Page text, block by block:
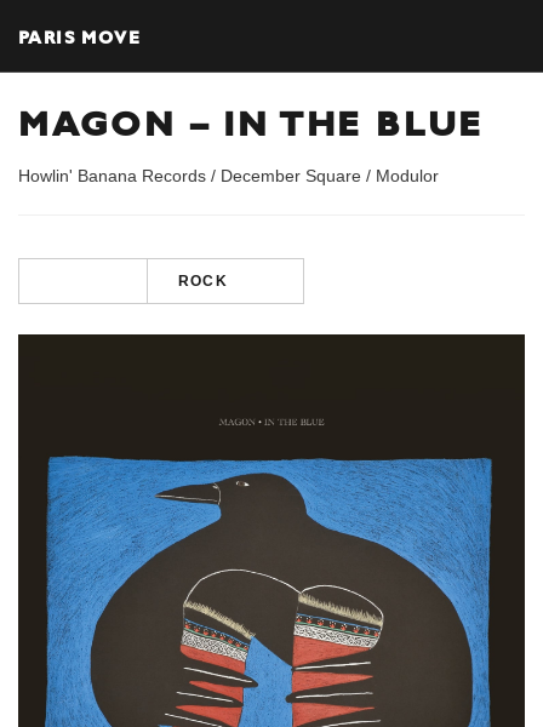
PARIS MOVE
MAGON – IN THE BLUE
Howlin' Banana Records / December Square / Modulor
ROCK